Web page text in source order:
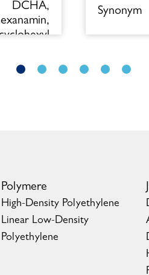
DCHA,
Synonym
Polymere
High-Density Polyethylene
Linear Low-Density
Polyethylene